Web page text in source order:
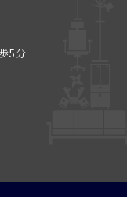
5分